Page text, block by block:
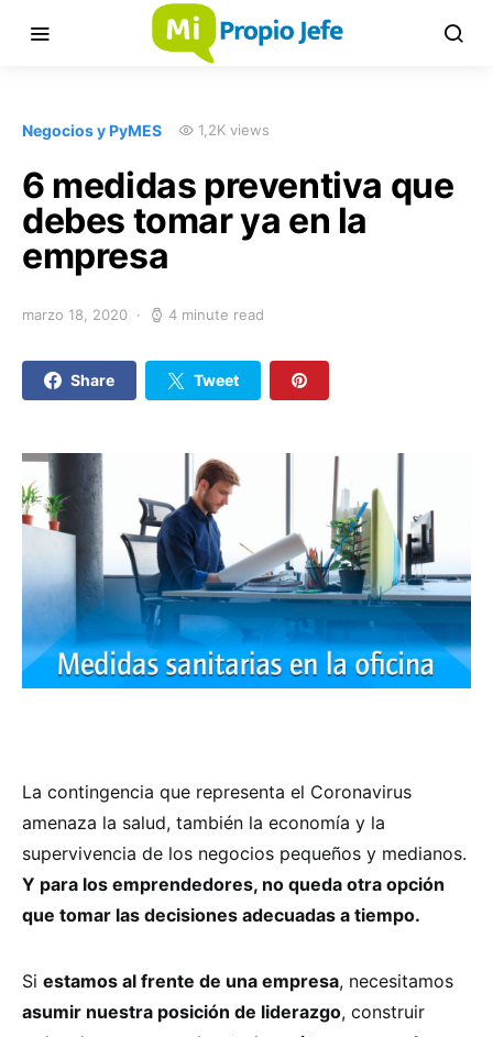
Negocios y PyMES 1,2K views
6 medidas preventiva que
debes tomar ya en la
empresa
marzo 18, 2020 4 minute read
Share Tweet
La contingencia que representa el Coronavirus
amenaza la salud, también la economía y la
supervivencia de los negocios pequeños y medianos.
Y para los emprendedores, no queda otra opción
que tomar las decisiones adecuadas a tiempo.
Si estamos al frente de una empresa, necesitamos
asumir nuestra posición de liderazgo, construir